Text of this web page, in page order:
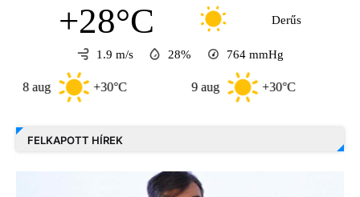
+28°C Derűs
1.9 m/s 28% 764 mmHg
+30°C +30°C
FELKAPOTT HÍREK